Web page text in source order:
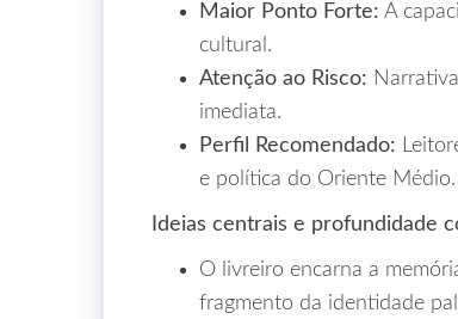
Maior Ponto Forte: A
cultural.
Atenção ao Risco:
imediata.
Perfil Recomendado:
e política do Oriente Médio.
Ideias centrais e profundidade
O livreiro encarna a
fragmento da identidade